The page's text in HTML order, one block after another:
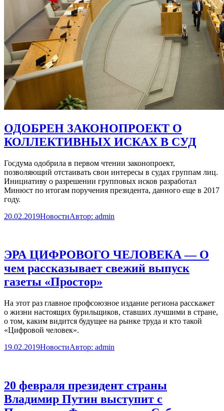
ОДОБРЕН ЗАКОНОПРОЕКТ О
КОЛЛЕКТИВНЫХ ИСКАХ В СУД
Госдума одобрила в первом чтении законопроект,
позволяющий отстаивать свои интересы в судах группам лиц.
Инициативу о разрешении групповых исков разработал
Минюст по итогам поручения президента, данного еще в 2017
году.
20.02.2019НовостиАвтор: admin
ЭРА ЦИФРОВОГО ЧЕЛОВЕКА — О
чем рассказывает свежий выпуск
газеты «Простор»
На этот раз главное профсоюзное издание региона расскажет
о жизни настоящих бурильщиков, ставших лучшими в стране,
о том, каким видится будущее на рынке труда и кто такой
«Цифровой человек».
19.02.2019НовостиАвтор: admin
20 февраля президент страны
Владимир Путин выступит с